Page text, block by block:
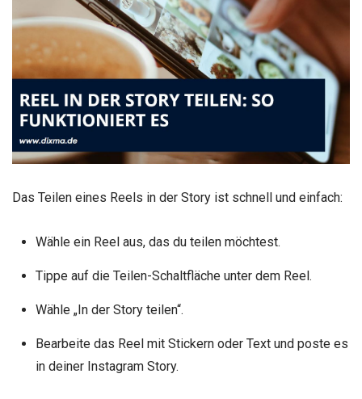
Das Teilen eines Reels in der Story ist schnell und einfach:
Wähle ein Reel aus, das du teilen möchtest.
Tippe auf die Teilen-Schaltfläche unter dem Reel.
Wähle „In der Story teilen“.
Bearbeite das Reel mit Stickern oder Text und poste es
in deiner Instagram Story.